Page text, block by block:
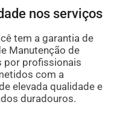
nos serviços
tem a garantia de
Manutenção de
por profissionais
com a
elevada qualidade e
duradouros.